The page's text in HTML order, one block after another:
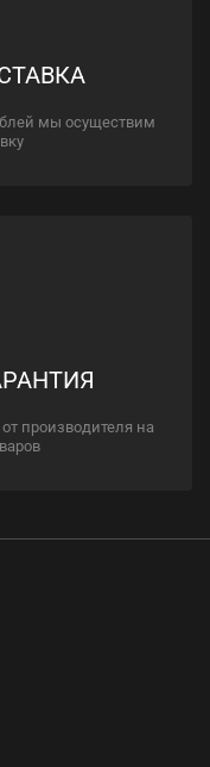
мы осуществим
производителя на